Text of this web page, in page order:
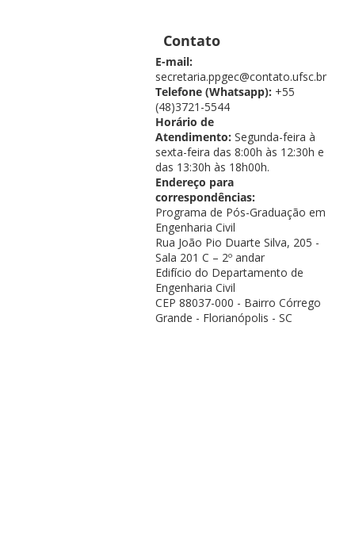
Contato
E-mail:
secretaria.ppgec@contato.ufsc.br
Telefone (Whatsapp): +55
(48)3721-5544
Horário de
Atendimento: Segunda-feira à
sexta-feira das 8:00h às 12:30h e
das 13:30h às 18h00h.
Endereço para
correspondências:
Programa de Pós-Graduação em
Engenharia Civil
Rua João Pio Duarte Silva, 205 -
Sala 201 C – 2º andar
Edifício do Departamento de
Engenharia Civil
CEP 88037-000 - Bairro Córrego
Grande - Florianópolis - SC